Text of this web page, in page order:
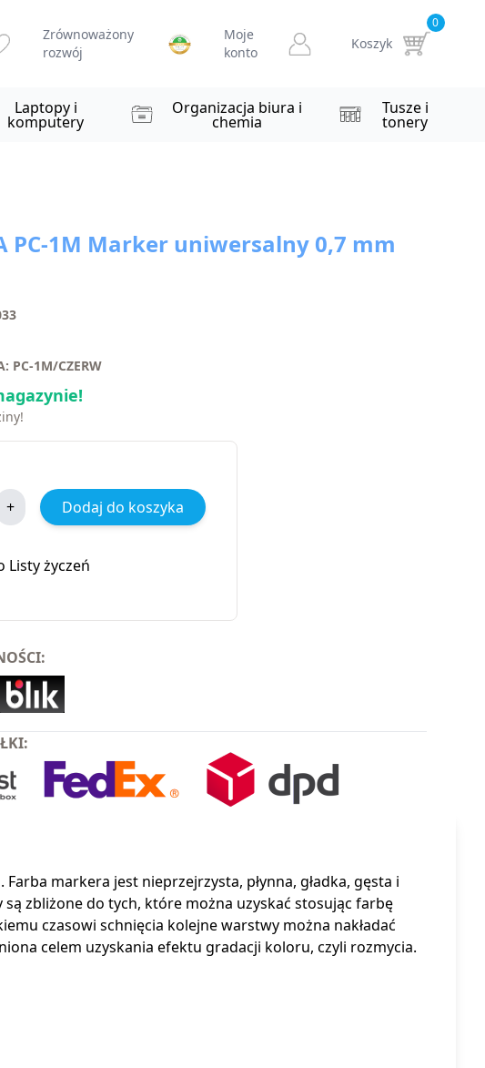
Zrównoważony
rozwój
Moje
konto
Koszyk
0
Laptopy i
komputery
Organizacja biura i
chemia
Tusze i
tonery
PC-1M Marker uniwersalny 0,7 mm
PC-1M/CZERW
+ Dodaj do koszyka
Listy życzeń
. Farba markera jest nieprzejrzysta, płynna, gładka, gęsta i
zbliżone do tych, które można uzyskać stosując farbę
czasowi schnięcia kolejne warstwy można nakładać
celem uzyskania efektu gradacji koloru, czyli rozmycia.